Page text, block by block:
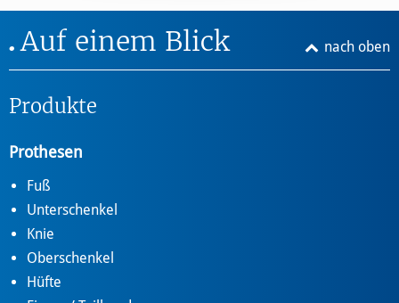
nach oben
Auf einem Blick
Produkte
Prothesen
Fuß
Unterschenkel
Knie
Oberschenkel
Hüfte